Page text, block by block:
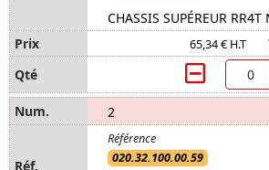
CHASSIS SUPÉREUR RR4T
65,34 € H.T
2
020.32.100.00.59